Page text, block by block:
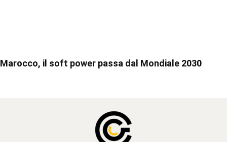
Marocco, il soft power passa dal Mondiale 2030